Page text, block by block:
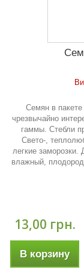
Семян в пакете
чрезвычайно
гаммы. Стебли
Свето-,
легкие
влажный,
13,00 грн.
В корзину